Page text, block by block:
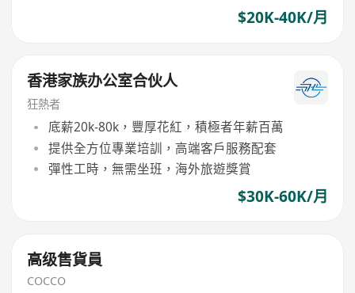
$20K-40K/月
香港家族办公室合伙人
狂熱者
底薪20k-80k，豐厚花紅，積極者年薪百萬
提供全方位專業培訓，高端客戶服務配套
彈性工時，無需坐班，海外旅遊獎賞
$30K-60K/月
高级售貨員
COCCO